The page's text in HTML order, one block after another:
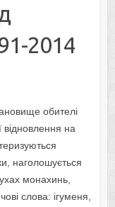
2014
обителі
відновлення на
наголошується
монахинь,
слова: ігуменя,